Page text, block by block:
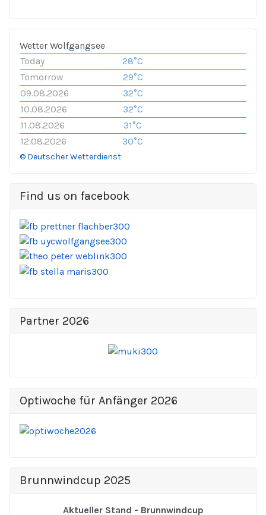
Wetter Wolfgangsee
Today
28°C
Tomorrow
29°C
09.08.2026
32°C
10.08.2026
32°C
11.08.2026
31°C
12.08.2026
30°C
© Deutscher Wetterdienst
Find us on facebook
Partner 2026
Optiwoche für Anfänger 2026
Brunnwindcup 2025
Aktueller Stand - Brunnwindcup